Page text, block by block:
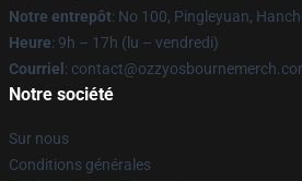
Notre entrepôt: No 100, Pingleyuan,
Heure: 9h – 17h (lu – vendredi)
Courriel :
Notre société
Sur nous
Conditions générales